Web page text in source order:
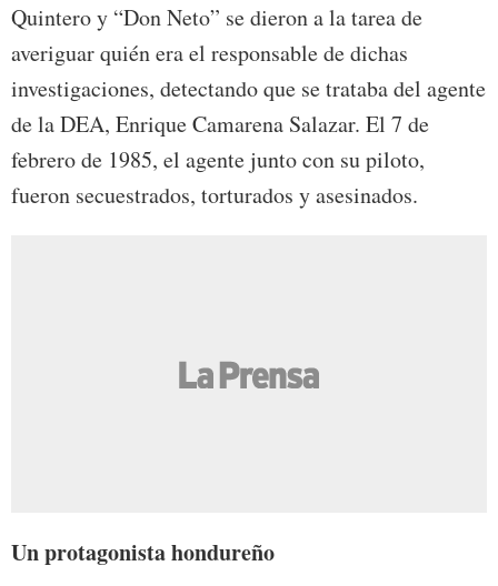
Quintero y “Don Neto” se dieron a la tarea de
averiguar quién era el responsable de dichas
investigaciones, detectando que se trataba del agente
de la DEA, Enrique Camarena Salazar. El 7 de
febrero de 1985, el agente junto con su piloto,
fueron secuestrados, torturados y asesinados.
Un protagonista hondureño